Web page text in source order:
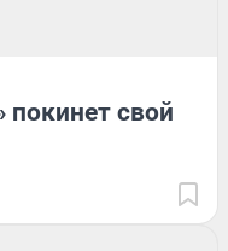
покинет свой